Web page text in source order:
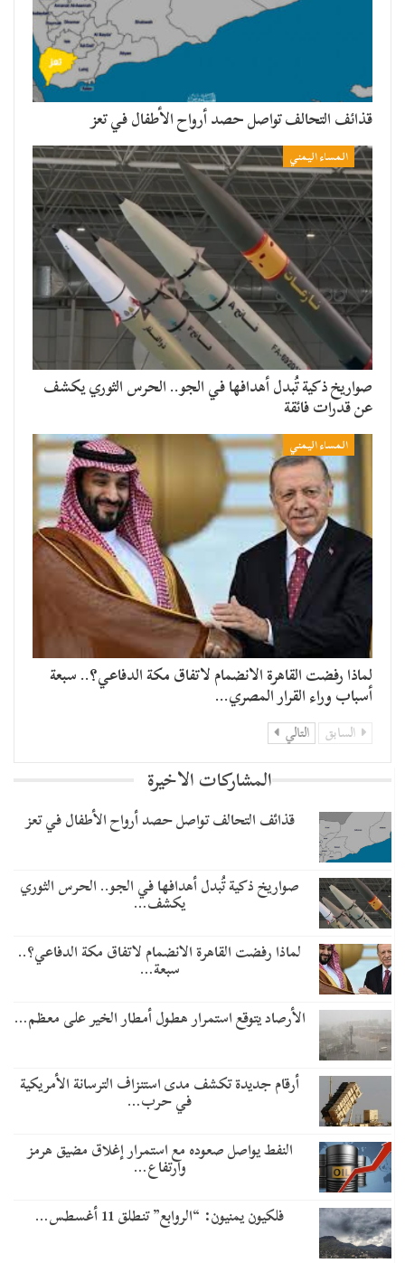
قذائف التحالف تواصل حصد أرواح الأطفال في تعز
المساء اليمني
صواريخ ذكية تُبدل أهدافها في الجو.. الحرس الثوري يكشف
عن قدرات فائقة
المساء اليمني
لماذا رفضت القاهرة الانضمام لاتفاق مكة الدفاعي؟.. سبعة
أسباب وراء القرار المصري…
السابق التالي
المشاركات الاخيرة
قذائف التحالف تواصل حصد أرواح الأطفال في تعز
صواريخ ذكية تُبدل أهدافها في الجو.. الحرس الثوري
يكشف…
لماذا رفضت القاهرة الانضمام لاتفاق مكة الدفاعي؟..
سبعة…
الأرصاد يتوقع استمرار هطول أمطار الخير على معظم…
أرقام جديدة تكشف مدى استنزاف الترسانة الأمريكية
في حرب…
النفط يواصل صعوده مع استمرار إغلاق مضيق هرمز
وارتفاع…
فلكيون يمنيون: “الروابع” تنطلق 11 أغسطس…